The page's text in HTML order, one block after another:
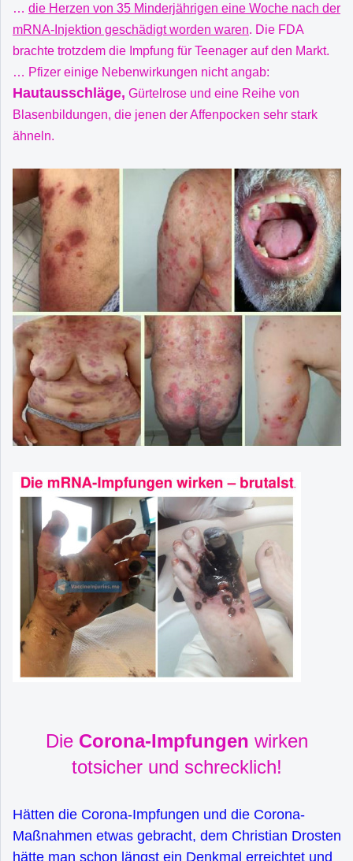
… die Herzen von 35 Minderjährigen eine Woche nach der
mRNA-Injektion geschädigt worden waren. Die FDA
brachte trotzdem die Impfung für Teenager auf den Markt.
… Pfizer einige Nebenwirkungen nicht angab:
Hautausschläge, Gürtelrose und eine Reihe von
Blasenbildungen, die jenen der Affenpocken sehr stark
ähneln.
Die Corona-Impfungen wirken
totsicher und schrecklich!
Hätten die Corona-Impfungen und die Corona-
Maßnahmen etwas gebracht, dem Christian Drosten
hätte man schon längst ein Denkmal erreichtet und